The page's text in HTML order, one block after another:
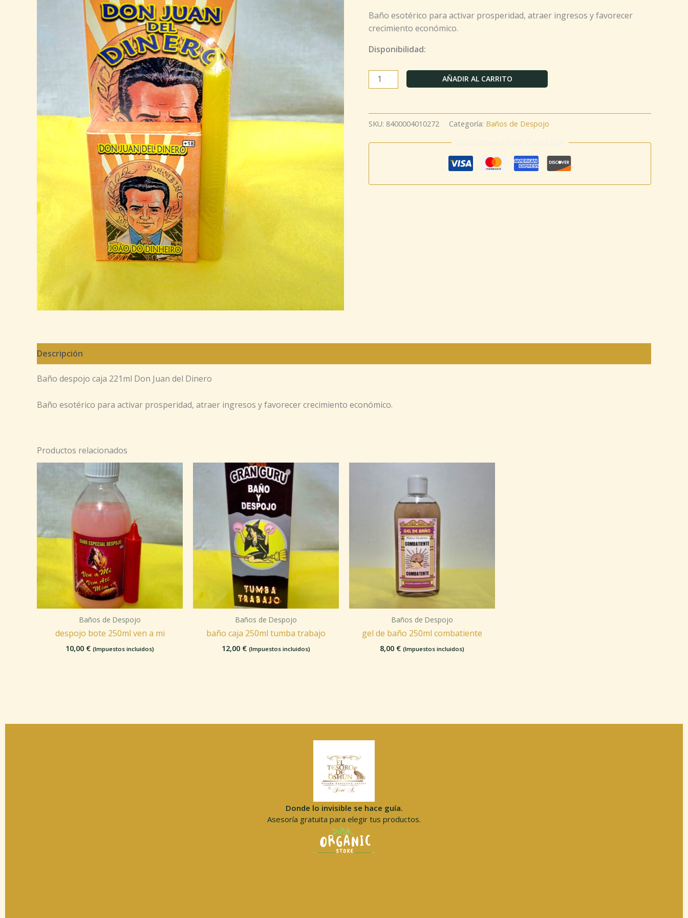
Baño esotérico para activar prosperidad, atraer ingresos y favorecer
crecimiento económico.
Disponibilidad:
AÑADIR AL CARRITO
SKU: 8400004010272 Categoría: Baños de Despojo
Descripción
Baño despojo caja 221ml Don Juan del Dinero
Baño esotérico para activar prosperidad, atraer ingresos y favorecer crecimiento económico.
Productos relacionados
Baños de Despojo
despojo bote 250ml ven a mi
10,00 € (Impuestos incluidos)
Baños de Despojo
baño caja 250ml tumba trabajo
12,00 € (Impuestos incluidos)
Baños de Despojo
gel de baño 250ml combatiente
8,00 € (Impuestos incluidos)
Donde lo invisible se hace guía.
Asesoría gratuita para elegir tus productos.